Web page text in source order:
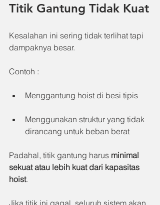
Titik Gantung Tidak Kuat
Kesalahan ini sering tidak terlihat tapi
dampaknya besar.
Contoh :
Menggantung hoist di besi tipis
Menggunakan struktur yang tidak
dirancang untuk beban berat
Padahal, titik gantung harus minimal
sekuat atau lebih kuat dari kapasitas
hoist.
Jika titik ini gagal, seluruh sistem akan